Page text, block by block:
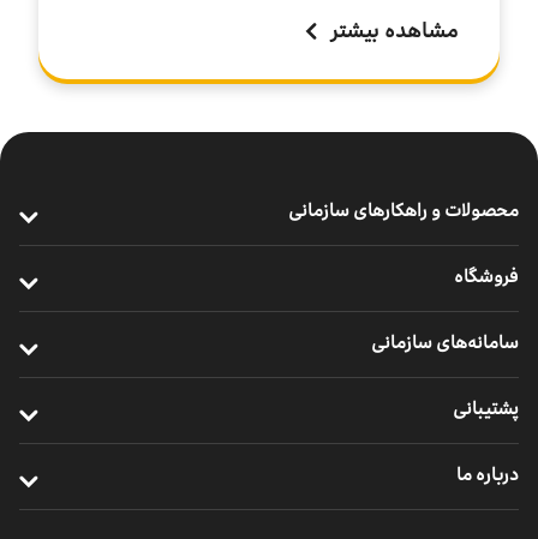
مشاهده بیشتر
محصولات و راهکارهای سازمانی
ارتباطات یکپارچه سازمانی
خدمات ابری
اینترنت اشیا
خدمات دیجیتال
فروشگاه
خرید ردیاب خودرو
سامانه‌های سازمانی
مدیریت هوشمند ناوگان
پشتیبانی
درباره ما